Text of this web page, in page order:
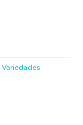
Variedades